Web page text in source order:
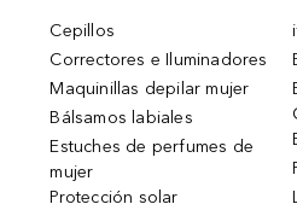
Cepillos
Correctores e Iluminadores
Maquinillas depilar mujer
Bálsamos labiales
Estuches de perfumes de
mujer
Protección solar